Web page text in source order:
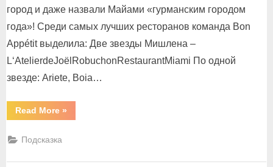
город и даже назвали Майами «гурманским городом
года»! Среди самых лучших ресторанов команда Bon
Appétit выделила: Две звезды Мишлена –
L‘AtelierdeJoëlRobuchonRestaurantMiami По одной
звезде: Ariete, Boia…
Read More“Ресторанные
звезды
»
Подсказка